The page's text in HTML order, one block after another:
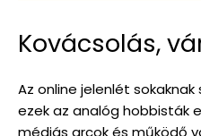
Kovácsolás,
Az online jelenlét
ezek az analóg hobbisták